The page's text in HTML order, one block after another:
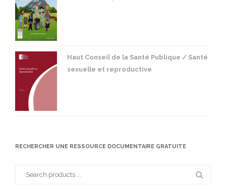
Haut Conseil de la Santé Publique / Santé
sexuelle et reproductive
RECHERCHER UNE RESSOURCE DOCUMENTAIRE GRATUITE